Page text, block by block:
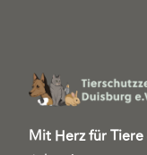
Mit Herz für